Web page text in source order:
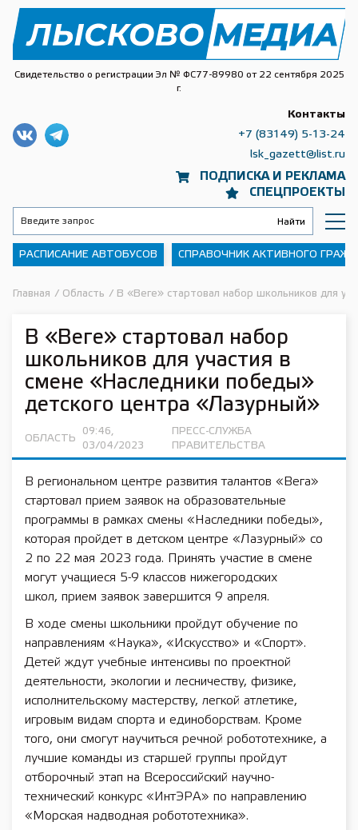
Свидетельство о регистрации Эл № ФС77-89980 от 22 сентября 2025
г.
ПОДПИСКА И РЕКЛАМА
СПЕЦПРОЕКТЫ
Контакты
+7 (83149) 5-13-24
lsk_gazett@list.ru
РАСПИСАНИЕ АВТОБУСОВ СПРАВОЧНИК АКТИВНОГО
Главная / Область / В «Веге» стартовал набор школьников для
В «Веге» стартовал набор
школьников для участия в
смене «Наследники победы»
детского центра «Лазурный»
ОБЛАСТЬ
09:46,
03/04/2023
ПРЕСС-СЛУЖБА
ПРАВИТЕЛЬСТВА
В региональном центре развития талантов «Вега»
стартовал прием заявок на образовательные
программы в рамках смены «Наследники победы»,
которая пройдет в детском центре «Лазурный» со
2 по 22 мая 2023 года. Принять участие в смене
могут учащиеся 5-9 классов нижегородских
школ, прием заявок завершится 9 апреля.
В ходе смены школьники пройдут обучение по
направлениям «Наука», «Искусство» и «Спорт».
Детей ждут учебные интенсивы по проектной
деятельности, экологии и лесничеству, физике,
исполнительскому мастерству, легкой атлетике,
игровым видам спорта и единоборствам. Кроме
того, они смогут научиться речной робототехнике, а
лучшие команды из старшей группы пройдут
отборочный этап на Всероссийский научно-
технический конкурс «ИнтЭРА» по направлению
«Морская надводная робототехника».